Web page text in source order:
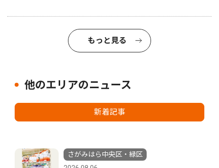
もっと見る
他のエリアのニュース
新着記事
さがみはら中央区・緑区